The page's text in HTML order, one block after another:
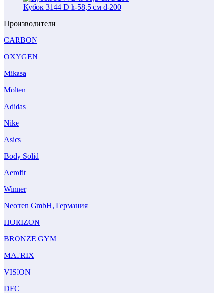
Кубок 3144 D h-58,5 см d-200
Производители
CARBON
OXYGEN
Mikasa
Molten
Adidas
Nike
Asics
Body Solid
Aerofit
Winner
Neotren GmbH, Германия
HORIZON
BRONZE GYM
MATRIX
VISION
DFC